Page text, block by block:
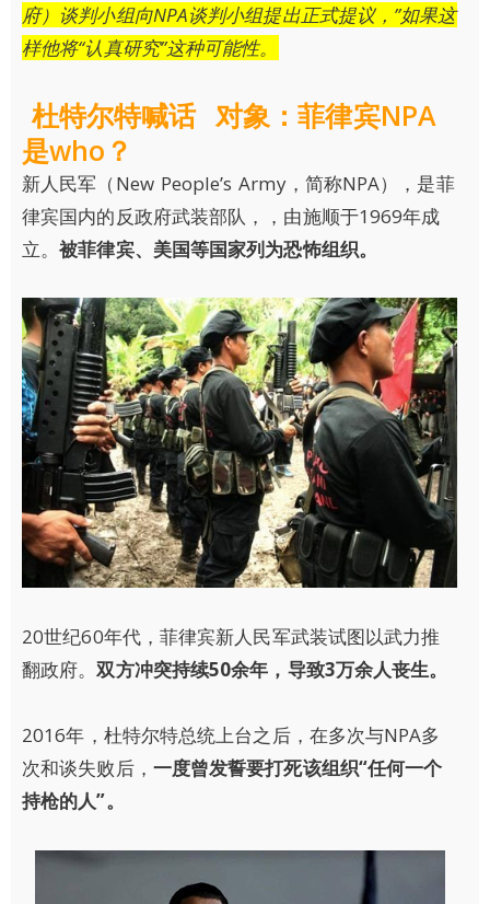
府）谈判小组向NPA谈判小组提出正式提议，”如果这
样他将“认真研究”这种可能性。
杜特尔特喊话 对象：菲律宾NPA
是who？
新人民军（New People’s Army，简称NPA），是菲
律宾国内的反政府武装部队，
， 由施顺于1969年成
立。被菲律宾、美国等国家列为恐怖组织。
20世纪60年代，菲律宾新人民军武装试图以武力推
翻政府。双方冲突持续50余年，导致3万余人丧生。
2016年，杜特尔特总统上台之后，在多次与NPA多
次和谈失败后， 一度曾发誓要打死该组织“任何一个
持枪的人”。